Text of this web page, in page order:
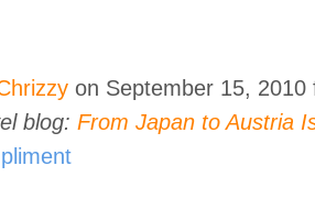
on September 15, 2010
blog: From Japan to Austria